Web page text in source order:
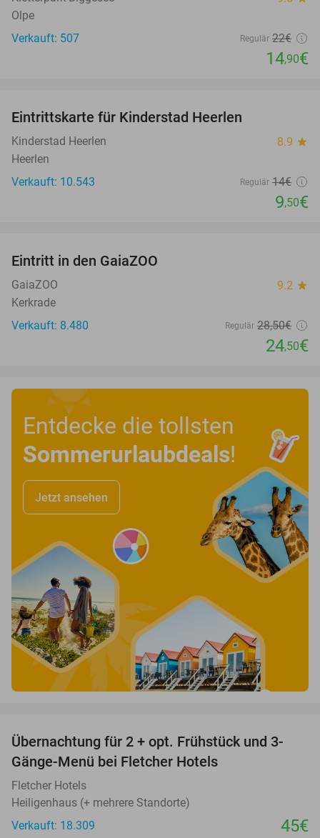
Olpe
Verkauft: 507
Regulär 22€
14,90€
Eintrittskarte für Kinderstad Heerlen
Kinderstad Heerlen 8.9 star
Heerlen
Verkauft: 10.543
Regulär 14€
9,50€
Eintritt in den GaiaZOO
GaiaZOO 9.2 star
Kerkrade
Verkauft: 8.480
Regulär 28,50€
24,50€
Entdecke die tollsten
Sommerurlaubdeals!
Jetzt ansehen
Übernachtung für 2 + opt. Frühstück und 3-
Gänge-Menü bei Fletcher Hotels
Fletcher Hotels
Heiligenhaus (+ mehrere Standorte)
Verkauft: 18.309
45€